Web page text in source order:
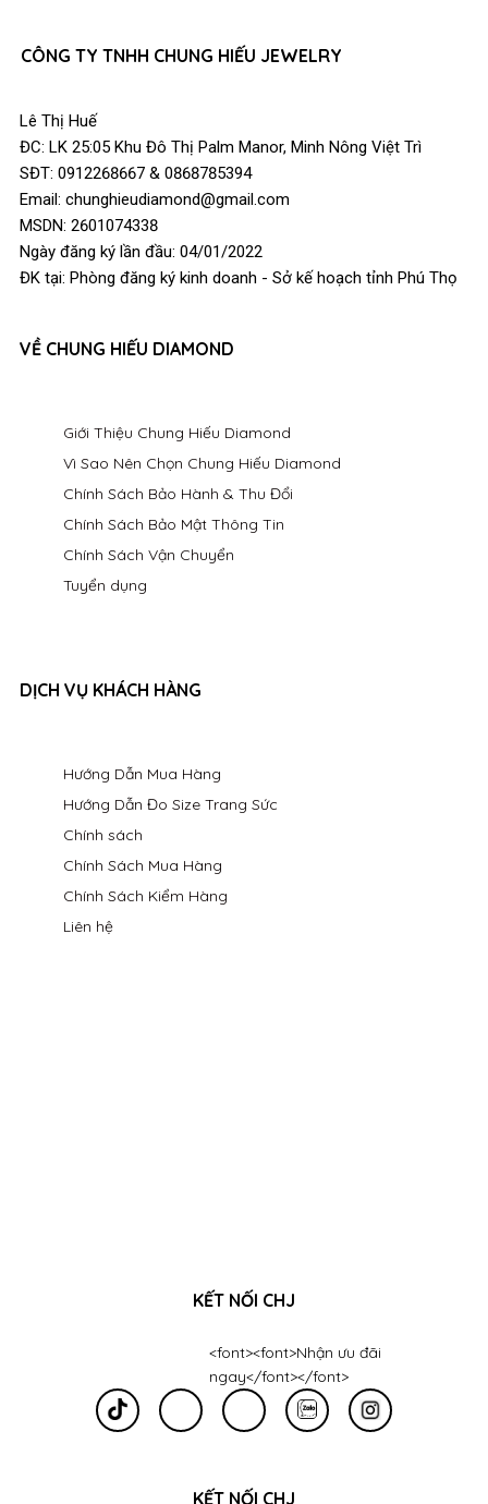
CÔNG TY TNHH CHUNG HIẾU JEWELRY
Lê Thị Huế
ĐC: LK 25:05 Khu Đô Thị Palm Manor, Minh Nông Việt Trì
SĐT: 0912268667 & 0868785394
Email: chunghieudiamond@gmail.com
MSDN: 2601074338
Ngày đăng ký lần đầu: 04/01/2022
ĐK tại: Phòng đăng ký kinh doanh - Sở kế hoạch tỉnh Phú Thọ
VỀ CHUNG HIẾU DIAMOND
Giới Thiệu Chung Hiếu Diamond
Vì Sao Nên Chọn Chung Hiếu Diamond
Chính Sách Bảo Hành & Thu Đổi
Chính Sách Bảo Mật Thông Tin
Chính Sách Vận Chuyển
Tuyển dụng
DỊCH VỤ KHÁCH HÀNG
Hướng Dẫn Mua Hàng
Hướng Dẫn Đo Size Trang Sức
Chính sách
Chính Sách Mua Hàng
Chính Sách Kiểm Hàng
Liên hệ
KẾT NỐI CHJ
KẾT NỐI CHJ
<font><font>Nhận ưu đãi
ngay</font></font>